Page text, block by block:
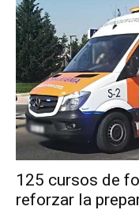
125 cursos de
reforzar la